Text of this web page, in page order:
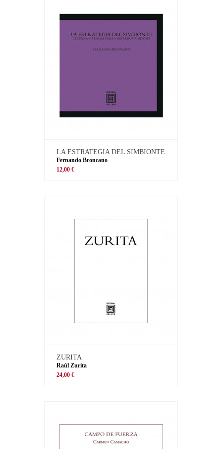
LA ESTRATEGIA DEL SIMBIONTE
Fernando Broncano
12,00 €
ZURITA
Raúl Zurita
24,00 €